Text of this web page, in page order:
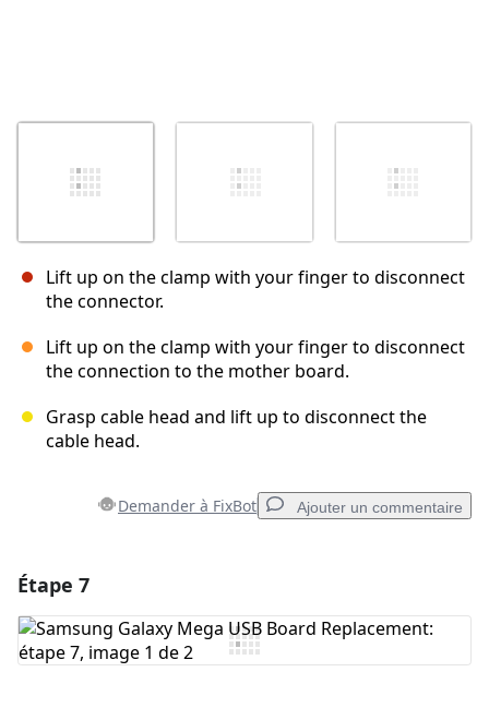
Lift up on the clamp with your finger to disconnect
the connector.
Lift up on the clamp with your finger to disconnect
the connection to the mother board.
Grasp cable head and lift up to disconnect the
cable head.
Demander à FixBot Ajouter un commentaire
Ajouter un commentaire
Étape 7